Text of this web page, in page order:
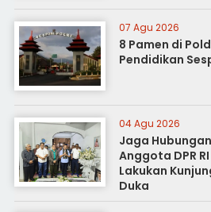
07 Agu 2026
8 Pamen di
Pendidikan
04 Agu 2026
Jaga
Anggota DPR
Lakukan
Duka